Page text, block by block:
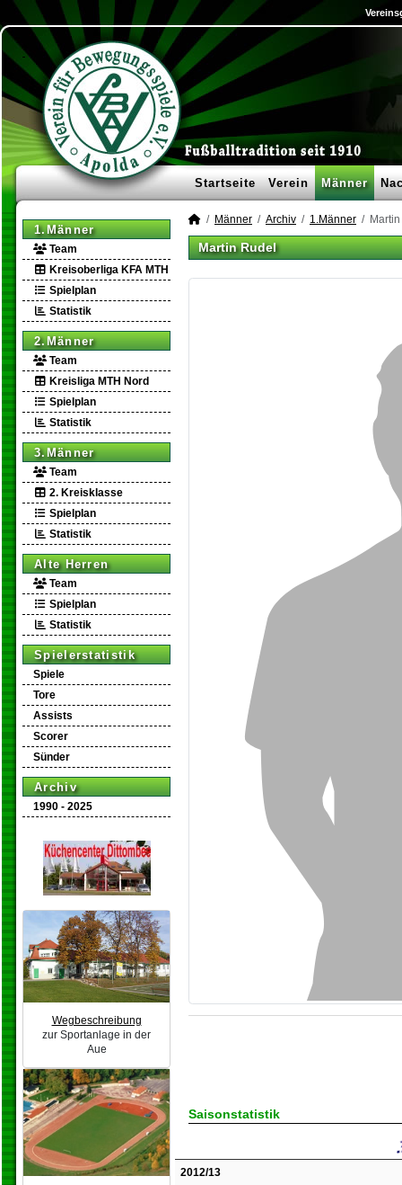
Startseite Verein Männer
1.Männer
Team
Kreisoberliga KFA MTH
Spielplan
Statistik
2.Männer
Team
Kreisliga MTH Nord
Spielplan
Statistik
3.Männer
Team
2. Kreisklasse
Spielplan
Statistik
Alte Herren
Team
Spielplan
Statistik
Spielerstatistik
Spiele
Tore
Assists
Scorer
Sünder
Archiv
1990 - 2025
Wegbeschreibung
zur Sportanlage in der
Aue
Männer Archiv 1.Männer
Martin Rudel
Saisonstatistik
2012/13